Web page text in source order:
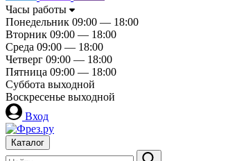
Часы работы
Понедельник 09:00 — 18:00
Вторник 09:00 — 18:00
Среда 09:00 — 18:00
Четверг 09:00 — 18:00
Пятница 09:00 — 18:00
Суббота выходной
Воскресенье выходной
Вход
Каталог